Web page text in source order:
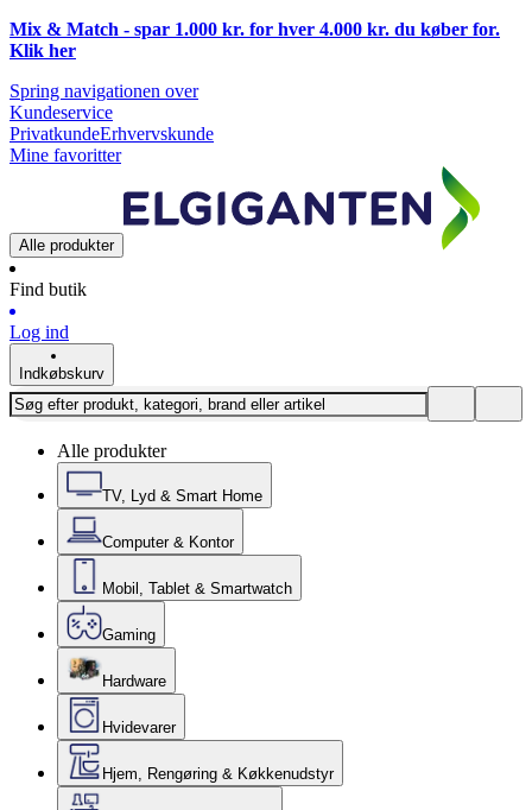
Mix & Match - spar 1.000 kr. for hver 4.000 kr. du køber for.
Klik her
Spring navigationen over
Kundeservice
PrivatkundeErhvervskunde
Mine favoritter
Alle produkter
Find butik
Log ind
Indkøbskurv
Alle produkter
TV, Lyd & Smart Home
Computer & Kontor
Mobil, Tablet & Smartwatch
Gaming
Hardware
Hvidevarer
Hjem, Rengøring & Køkkenudstyr